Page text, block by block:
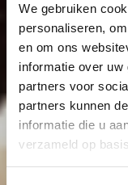
We gebruiken
personaliseren,
en om ons
informatie over
partners voor
partners kunnen
informatie die u
verzameld op